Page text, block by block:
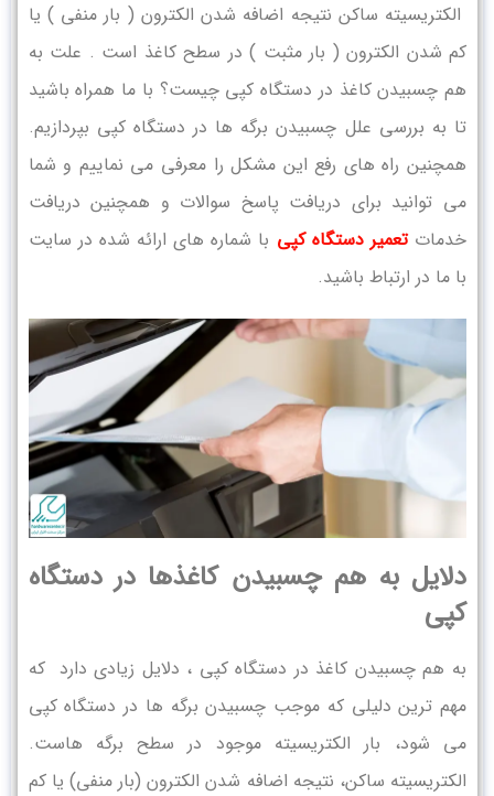
الکتریسیته ساکن نتیجه اضافه شدن الکترون ( بار منفی ) یا
کم شدن الکترون ( بار مثبت ) در سطح کاغذ است . علت به
هم چسبیدن کاغذ در دستگاه کپی چیست؟ با ما همراه باشید
تا به بررسی علل چسبیدن برگه ها در دستگاه کپی بپردازیم.
همچنین راه های رفع این مشکل را معرفی می نماییم و شما
می توانید برای دریافت پاسخ سوالات و همچنین دریافت
خدماتتعمیر دستگاه کپی با شماره های ارائه شده در سایت
با ما در ارتباط باشید.
دلایل به هم چسبیدن کاغذها در دستگاه
کپی
به هم چسبیدن کاغذ در دستگاه کپی ، دلایل زیادی دارد که
مهم ترین دلیلی که موجب چسبیدن برگه ها در دستگاه کپی
می شود، بار الکتریسیته موجود در سطح برگه هاست.
الكتريسيته ساكن، نتيجه اضافه شدن الكترون (بار منفي) يا كم